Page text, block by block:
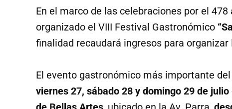
En el marco de las celebraciones por el
organizado el VIII Festival Gastronómico
finalidad recaudará ingresos para
El evento gastronómico más importante
viernes 27, sábado 28 y domingo 29 de